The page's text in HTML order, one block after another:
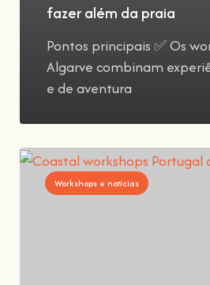
fazer além da praia
Pontos principais ✅ Os
Algarve combinam
e de aventura
Workshops e notícias